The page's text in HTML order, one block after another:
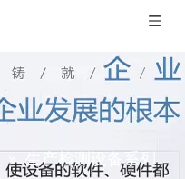
» 生产检测设备系列